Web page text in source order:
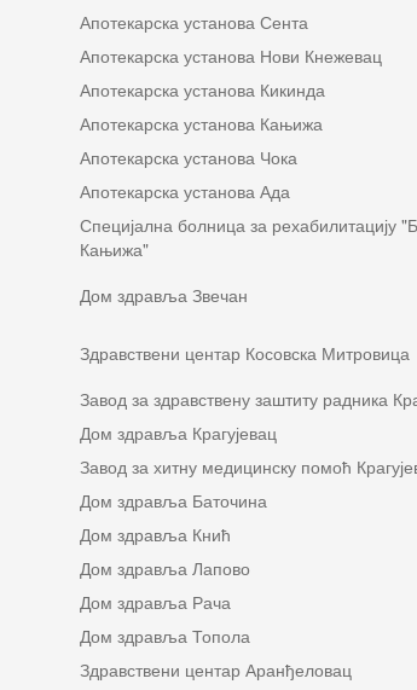
Апотекарска установа Сента
Апотекарска установа Нови Кнежевац
Апотекарска установа Кикинда
Апотекарска установа Кањижа
Апотекарска установа Чока
Апотекарска установа Ада
Специјална болница за рехабилитацију
Кањижа"
Дом здравља Звечан
Здравствени центар Косовска Митровица
Завод за здравствену заштиту радника
Дом здравља Крагујевац
Завод за хитну медицинску помоћ
Дом здравља Баточина
Дом здравља Кнић
Дом здравља Лапово
Дом здравља Рача
Дом здравља Топола
Здравствени центар Аранђеловац